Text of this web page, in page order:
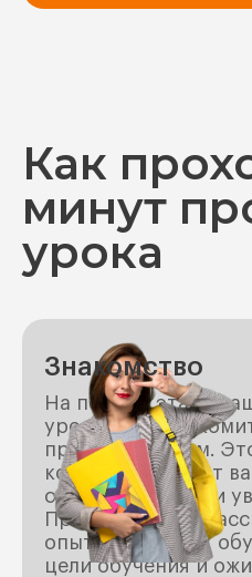
Как
минут
урока
Знакомство
На первом этапе
урока вы
преподавателем.
который поможет
себя комфортно и
Преподаватель
опыте и методах
цели обучения и